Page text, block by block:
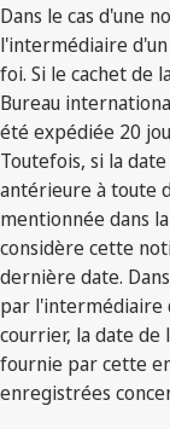
Dans le cas d'une
l'intermédiaire
foi. Si le cachet de
Bureau
été expédiée 20
Toutefois, si la
antérieure à toute
mentionnée dans
considère cette
dernière date.
par l'intermédiaire
courrier, la date
fournie par cette
enregistrées